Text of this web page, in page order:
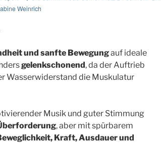
Weinrich
und sanfte Bewegungauf ideale
gelenkschonend, da der Auftrieb
Wasserwiderstand die Muskulatur
Musik und guter Stimmung
, aber mit spürbarem
Kraft, Ausdauer und